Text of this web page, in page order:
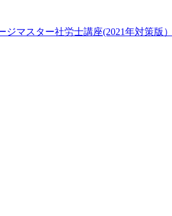
ジマスター社労士講座(2021年対策版